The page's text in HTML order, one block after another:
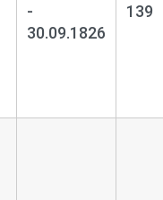
-
30.09.1826
139